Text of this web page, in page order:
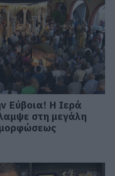
Εύβοια! Η Ιερά
στη μεγάλη